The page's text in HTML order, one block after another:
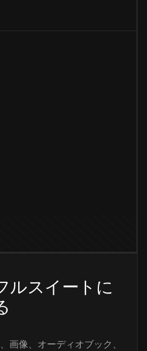
ルスイートに
画像、オーディオブック、